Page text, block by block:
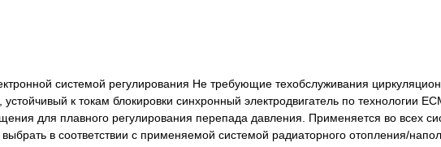
системой регулирования Не требующие техобслуживания
к токам блокировки синхронный электродвигатель по технологии
для плавного регулирования перепада давления. Применяется во всех
в соответствии с применяемой системой радиаторного отопления/